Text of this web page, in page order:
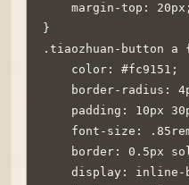
    margin-top: 20px;
}
.tiaozhuan-button a {
    color: #fc9151;
border-radius:
padding: 10px
font-size:
border: 0.5px
display: inline-